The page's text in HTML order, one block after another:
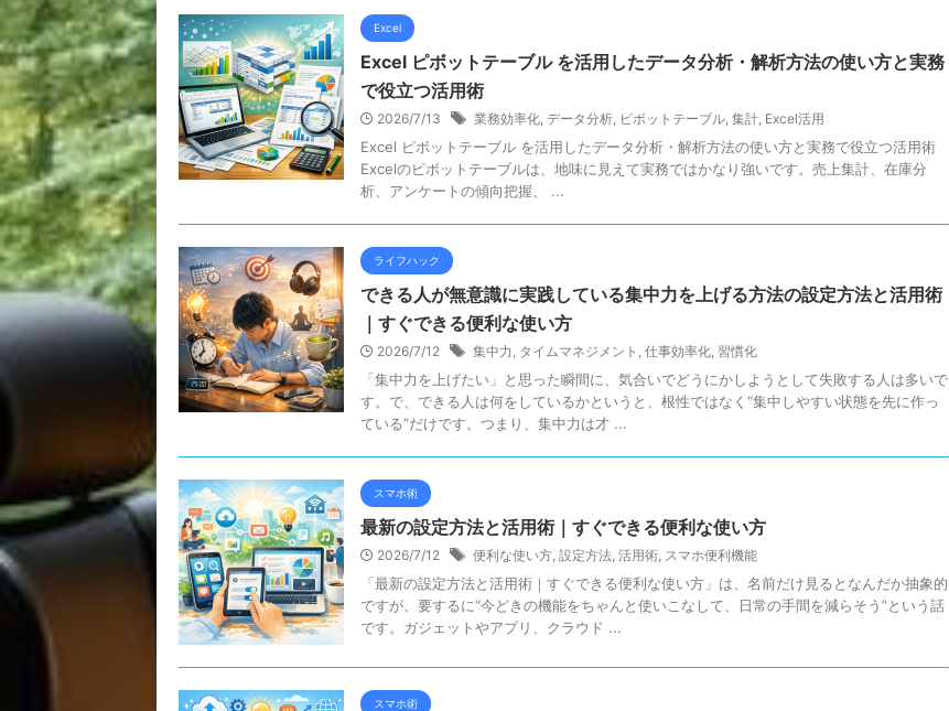
Excel
Excel ピボットテーブル を活用したデータ分析・解析方法の使い方と実務
で役立つ活用術
2026/7/13 業務効率化, データ分析, ピボットテーブル, 集計, Excel活用
Excel ピボットテーブル を活用したデータ分析・解析方法の使い方と実務で役立つ活用術
Excelのピボットテーブルは、地味に見えて実務ではかなり強いです。売上集計、在庫分
析、アンケートの傾向把握、 ...
ライフハック
できる人が無意識に実践している集中力を上げる方法の設定方法と活用術
｜すぐできる便利な使い方
2026/7/12 集中力, タイムマネジメント , 仕事効率化, 習慣化
「集中力を上げたい」と思った瞬間に、気合いでどうにかしようとして失敗する人は多いで
す。で、できる人は何をしているかというと、根性ではなく“集中しやすい状態を先に作っ
ている”だけです。つまり、集中力は才 ...
スマホ術
最新の設定方法と活用術｜すぐできる便利な使い方
2026/7/12 便利な使い方, 設定方法, 活用術, スマホ便利機能
「最新の設定方法と活用術｜すぐできる便利な使い方」は、名前だけ見るとなんだか抽象的
ですが、要するに“今どきの機能をちゃんと使いこなして、日常の手間を減らそう”という話
です。ガジェットやアプリ、クラウド ...
スマホ術